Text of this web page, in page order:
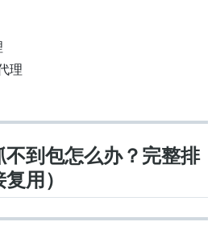
理
到包怎么办？完整排
用）